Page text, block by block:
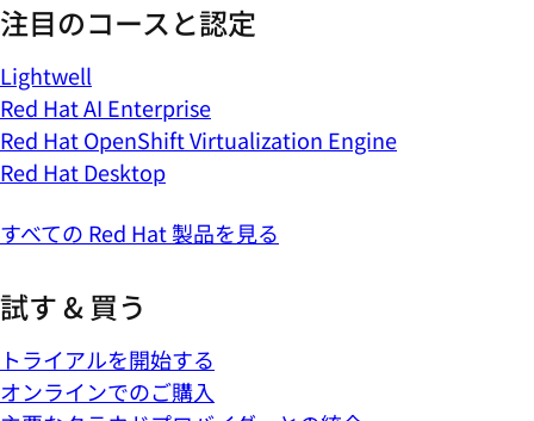
注目のコースと認定
Lightwell
Red Hat AI Enterprise
Red Hat OpenShift Virtualization Engine
Red Hat Desktop
すべての Red Hat 製品を見る
試す & 買う
トライアルを開始する
オンラインでのご購入